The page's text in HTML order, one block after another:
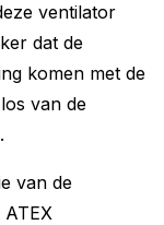
ventilator
dat de
komen met de
van de
van de